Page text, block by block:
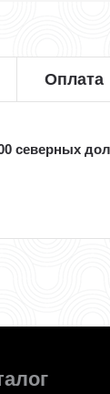
Оплата
северных